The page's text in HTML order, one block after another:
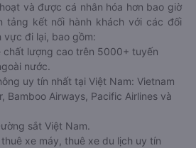
và được cá nhân hóa hơn bao giờ
tảng kết nối hành khách với các đối
đi lại, bao gồm:
chất lượng cao trên 5000+ tuyến
nước.
uy tín nhất tại Việt Nam: Vietnam
Bamboo Airways, Pacific Airlines và
sắt Việt Nam.
xe máy, thuê xe du lịch uy tín